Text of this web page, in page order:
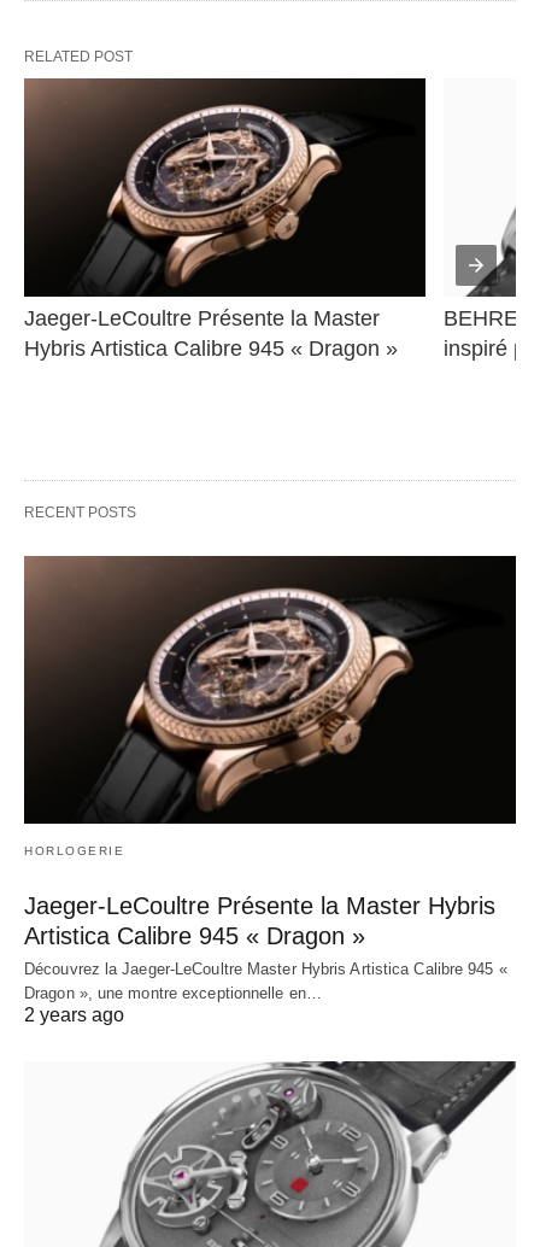
RELATED POST
Jaeger-LeCoultre Présente la Master
Hybris Artistica Calibre 945 « Dragon »
inspiré
RECENT POSTS
HORLOGERIE
Jaeger-LeCoultre Présente la Master Hybris
Artistica Calibre 945 « Dragon »
Découvrez la Jaeger-LeCoultre Master Hybris Artistica Calibre 945 «
Dragon », une montre exceptionnelle en…
2 years ago